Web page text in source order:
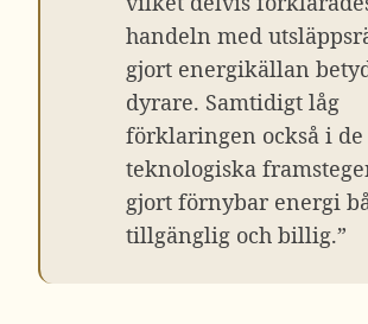
handeln med
gjort energikällan
dyrare. Samtidigt låg
förklaringen också i de
teknologiska
gjort förnybar energi
tillgänglig och billig.”